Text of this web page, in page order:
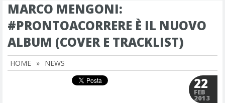
MARCO MENGONI:
#PRONTOACORRERE È IL NUOVO
ALBUM (COVER E TRACKLIST)
HOME » NEWS
22
FEB
2013